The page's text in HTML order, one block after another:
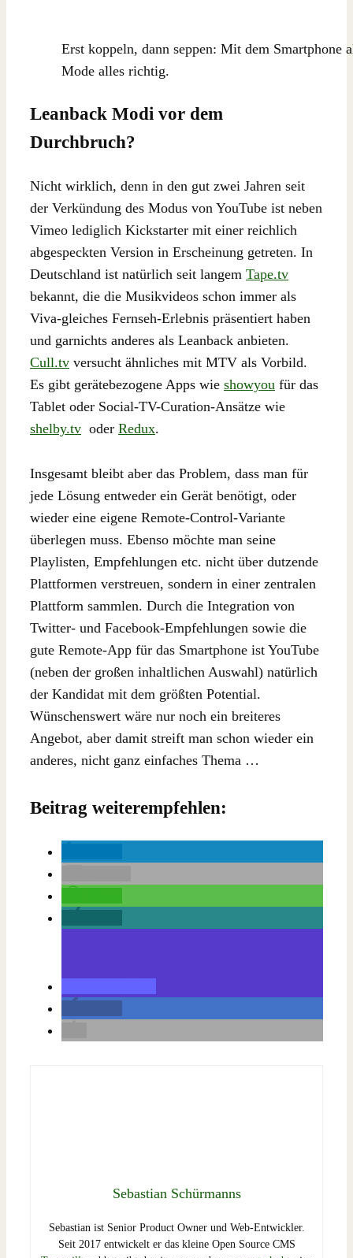
Erst koppeln, dann seppen: Mit dem Smartphone
Mode alles richtig.
Leanback Modi vor dem
Durchbruch?
Nicht wirklich, denn in den gut zwei Jahren seit
der Verkündung des Modus von YouTube ist neben
Vimeo lediglich Kickstarter mit einer reichlich
abgespeckten Version in Erscheinung getreten. In
Deutschland ist natürlich seit langem Tape.tv
bekannt, die die Musikvideos schon immer als
Viva-gleiches Fernseh-Erlebnis präsentiert haben
und garnichts anderes als Leanback anbieten.
Cull.tv versucht ähnliches mit MTV als Vorbild.
Es gibt gerätebezogene Apps wie showyou für das
Tablet oder Social-TV-Curation-Ansätze wie
shelby.tv oder Redux.
Insgesamt bleibt aber das Problem, dass man für
jede Lösung entweder ein Gerät benötigt, oder
wieder eine eigene Remote-Control-Variante
überlegen muss. Ebenso möchte man seine
Playlisten, Empfehlungen etc. nicht über dutzende
Plattformen verstreuen, sondern in einer zentralen
Plattform sammlen. Durch die Integration von
Twitter- und Facebook-Empfehlungen sowie die
gute Remote-App für das Smartphone ist YouTube
(neben der großen inhaltlichen Auswahl) natürlich
der Kandidat mit dem größten Potential.
Wünschenswert wäre nur noch ein breiteres
Angebot, aber damit streift man schon wieder ein
anderes, nicht ganz einfaches Thema …
Beitrag weiterempfehlen:
Sebastian Schürmanns
Sebastian ist Senior Product Owner und Web-Entwickler.
Seit 2017 entwickelt er das kleine Open Source CMS